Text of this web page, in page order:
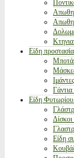
Είδη
Γάντια
Είδη
Είδη